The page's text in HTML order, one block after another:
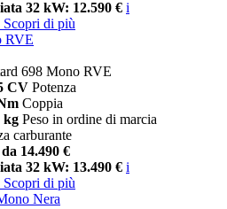
32 kW: 12.590 € i
Scopri di più
RVE
698 Mono RVE
CV Potenza
Coppia
kg Peso in ordine di marcia
carburante
14.490 €
32 kW: 13.490 € i
Scopri di più
Nera